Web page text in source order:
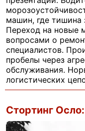
машин, где тишина
Переход на новые
вопросами о
специалистов.
пробелы через
обслуживания.
логистических
Стортинг